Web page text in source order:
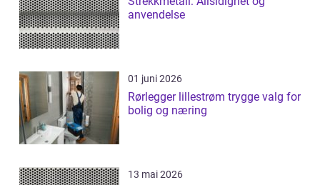
anvendelse
01 juni 2026
Rørlegger lillestrøm trygge valg for
bolig og næring
13 mai 2026